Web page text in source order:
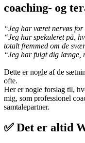
coaching- og
“Jeg har været nervøs for
“Jeg har spekuleret på,
totalt fremmed om de
“Jeg har fulgt dig længe,
Dette er nogle af de
ofte.
Her er nogle forslag til,
mig, som professionel
samtalepartner.
✅ Det er altid